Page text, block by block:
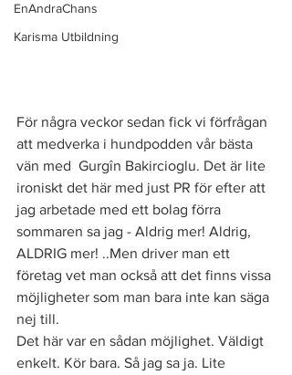
EnAndraChans
Karisma Utbildning
För några veckor sedan fick vi förfrågan
att medverka i hundpodden vår bästa
vän med  Gurgîn Bakircioglu. Det är lite
ironiskt det här med just PR för efter att
jag arbetade med ett bolag förra
sommaren sa jag - Aldrig mer! Aldrig,
ALDRIG mer! ..Men driver man ett
företag vet man också att det finns vissa
möjligheter som man bara inte kan säga
nej till.
Det här var en sådan möjlighet. Väldigt
enkelt. Kör bara. Så jag sa ja. Lite